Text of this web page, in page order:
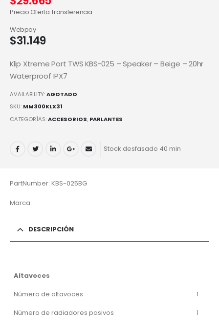
Precio Oferta Transferencia
$31.149
Webpay
Klip Xtreme Port TWS KBS-025 – Speaker – Beige – 20hr
Waterproof IPX7
AVAILABILITY:AGOTADO
SKU: MM300KLX31
CATEGORÍAS:ACCESORIOS, PARLANTES
Stock desfasado 40 min
PartNumber: KBS-025BG
Marca:
DESCRIPCIÓN
Altavoces
Número de altavoces
1
Número de radiadores pasivos
1